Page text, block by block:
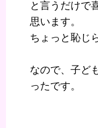
と言うだけで
思います。
ちょっと恥じ
なので、子ど
ったです。